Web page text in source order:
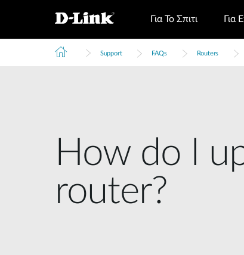
Για Το Σπιτι Για
Support FAQs Routers
How do I
router?